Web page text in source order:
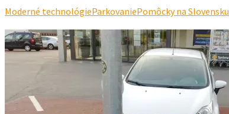
Moderné technológieParkovaniePomôcky na Slovensku